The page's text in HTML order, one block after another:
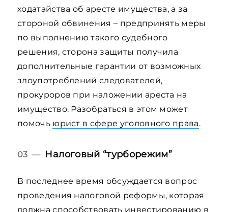
ходатайства об аресте имущества, а за
стороной обвинения – предпринять меры
по выполнению такого судебного
решения, сторона защиты получила
дополнительные гарантии от возможных
злоупотреблений следователей,
прокуроров при наложении ареста на
имущество. Разобраться в этом может
помочь юрист в сфере уголовного права.
03 — Налоговый “турборежим”
В последнее время обсуждается вопрос
проведения налоговой реформы, которая
должна способствовать инвестированию в